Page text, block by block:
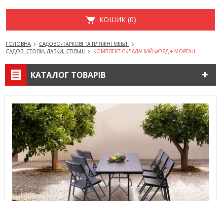
КОШИК (0)
ГОЛОВНА
САДОВО-ПАРКОВІ ТА ПЛЯЖНІ МЕБЛІ
САДОВІ СТОЛИ, ЛАВКИ, СТІЛЬЦІ
КОМПЛЕКТ СКЛАДАНИЙ ФОРД + МОРГАН
КАТАЛОГ ТОВАРІВ